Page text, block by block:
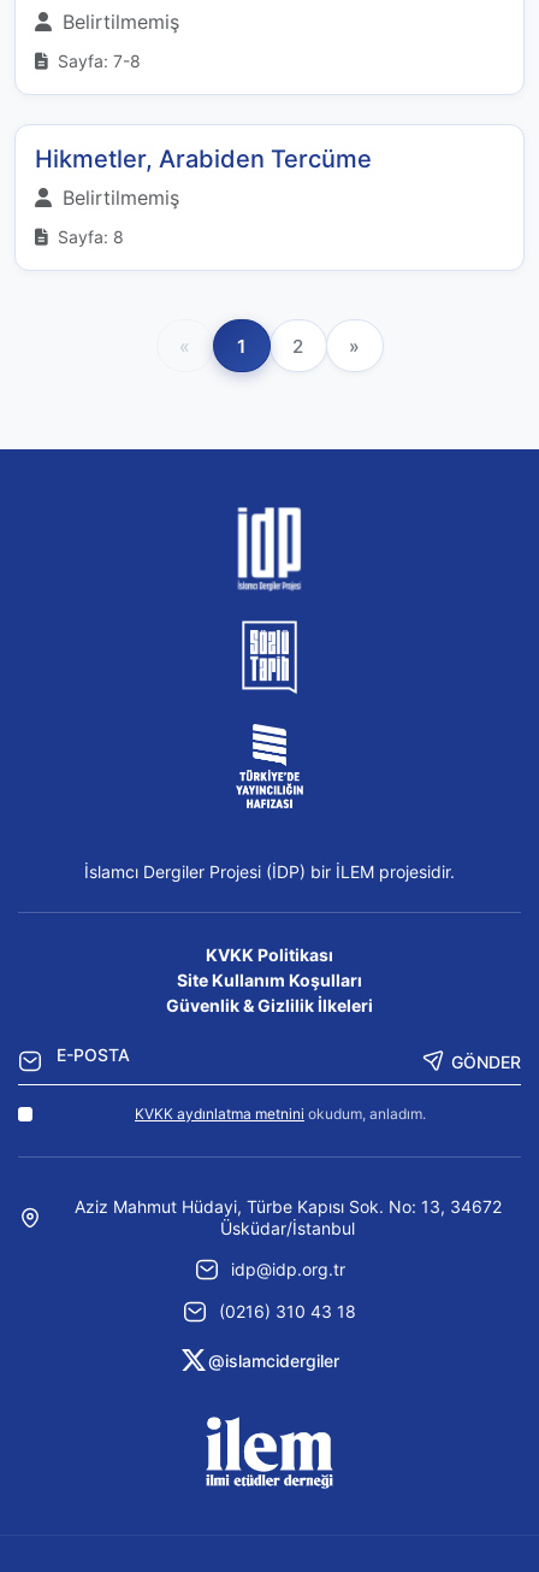
Belirtilmemiş
Sayfa: 7-8
Hikmetler, Arabiden Tercüme
Belirtilmemiş
Sayfa: 8
« 1 2 »
İslamcı Dergiler Projesi (İDP) bir İLEM projesidir.
KVKK Politikası
Site Kullanım Koşulları
Güvenlik & Gizlilik İlkeleri
GÖNDER
KVKK aydınlatma metnini okudum, anladım.
Aziz Mahmut Hüdayi, Türbe Kapısı Sok. No: 13, 34672
Üsküdar/İstanbul
idp@idp.org.tr
(0216) 310 43 18
@islamcidergiler